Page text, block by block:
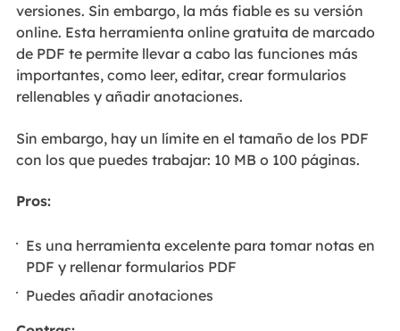
versiones. Sin embargo, la más fiable es su versión
online. Esta herramienta online gratuita de marcado
de PDF te permite llevar a cabo las funciones más
importantes, como leer, editar, crear formularios
rellenables y añadir anotaciones.
Sin embargo, hay un límite en el tamaño de los PDF
con los que puedes trabajar: 10 MB o 100 páginas.
Pros:
Es una herramienta excelente para tomar notas en
PDF y rellenar formularios PDF
Puedes añadir anotaciones